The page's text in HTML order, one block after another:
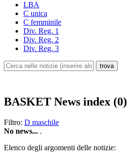
LBA
C unica
C femminile
Div. Reg. 1
Div. Reg. 2
Div. Reg. 3
BASKET News index (0)
Filtro: D maschile
No news... .
Elenco degli argomenti delle notizie: